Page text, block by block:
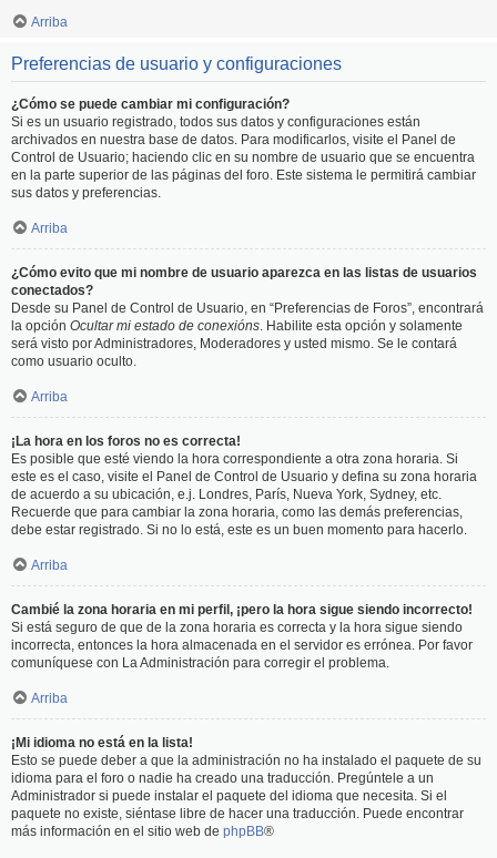
Arriba
Preferencias de usuario y configuraciones
¿Cómo se puede cambiar mi configuración?
Si es un usuario registrado, todos sus datos y configuraciones están
archivados en nuestra base de datos. Para modificarlos, visite el Panel de
Control de Usuario; haciendo clic en su nombre de usuario que se encuentra
en la parte superior de las páginas del foro. Este sistema le permitirá cambiar
sus datos y preferencias.
Arriba
¿Cómo evito que mi nombre de usuario aparezca en las listas de usuarios
conectados?
Desde su Panel de Control de Usuario, en “Preferencias de Foros”, encontrará
la opción Ocultar mi estado de conexións. Habilite esta opción y solamente
será visto por Administradores, Moderadores y usted mismo. Se le contará
como usuario oculto.
Arriba
¡La hora en los foros no es correcta!
Es posible que esté viendo la hora correspondiente a otra zona horaria. Si
este es el caso, visite el Panel de Control de Usuario y defina su zona horaria
de acuerdo a su ubicación, e.j. Londres, París, Nueva York, Sydney, etc.
Recuerde que para cambiar la zona horaria, como las demás preferencias,
debe estar registrado. Si no lo está, este es un buen momento para hacerlo.
Arriba
Cambié la zona horaria en mi perfil, ¡pero la hora sigue siendo incorrecto!
Si está seguro de que de la zona horaria es correcta y la hora sigue siendo
incorrecta, entonces la hora almacenada en el servidor es errónea. Por favor
comuníquese con La Administración para corregir el problema.
Arriba
¡Mi idioma no está en la lista!
Esto se puede deber a que la administración no ha instalado el paquete de su
idioma para el foro o nadie ha creado una traducción. Pregúntele a un
Administrador si puede instalar el paquete del idioma que necesita. Si el
paquete no existe, siéntase libre de hacer una traducción. Puede encontrar
más información en el sitio web de phpBB®